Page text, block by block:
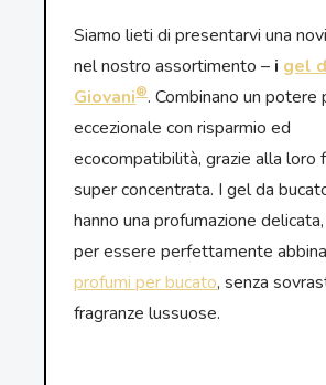
Siamo lieti di presentarvi una
nel nostro assortimento – i gel
Giovani®. Combinano un potere
eccezionale con risparmio ed
ecocompatibilità, grazie alla loro
super concentrata. I gel da
hanno una profumazione
per essere perfettamente
profumi per bucato, senza
fragranze lussuose.